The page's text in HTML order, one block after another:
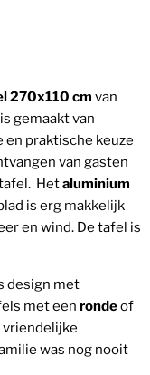
270x110 cm van
gemaakt van
en praktische keuze
van gasten
Hetaluminium
is erg makkelijk
en wind. De tafel is
design met
met een rondeof
vriendelijke
was nog nooit